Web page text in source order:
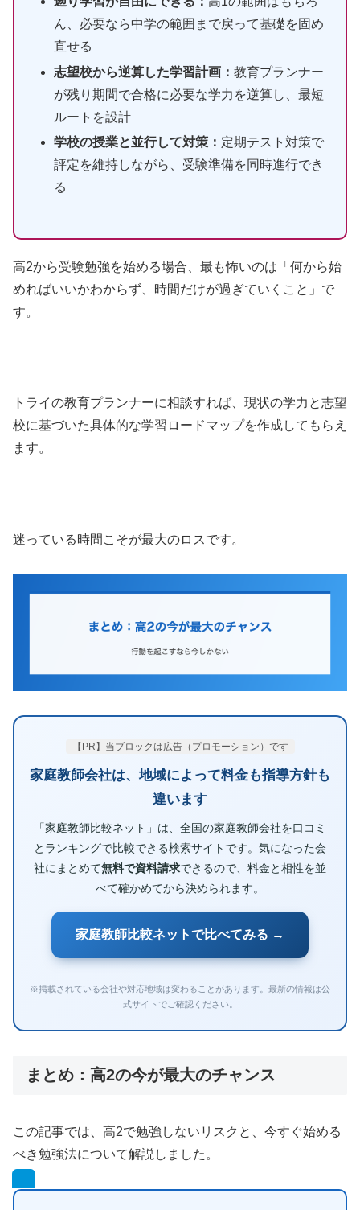
ん、必要なら中学の範囲まで戻って基礎を固め
直せる
志望校から逆算した学習計画：教育プランナー
が残り期間で合格に必要な学力を逆算し、最短
ルートを設計
学校の授業と並行して対策： 定期テスト対策で
評定を維持しながら、受験準備を同時進行でき
る
高2から受験勉強を始める場合、最も怖いのは「何から始
めればいいかわからず、時間だけが過ぎていくこと」で
す。
トライの教育プランナーに相談すれば、現状の学力と志望
校に基づいた具体的な学習ロードマップを作成してもらえ
ます。
迷っている時間こそが最大のロスです。
【PR】当ブロックは広告（プロモーション）です
家庭教師会社は、地域によって料金も指導方針も
違います
「家庭教師比較ネット」は、全国の家庭教師会社を口コミ
とランキングで比較できる検索サイトです。気になった会
社にまとめて無料で資料請求できるので、料金と相性を並
べて確かめてから決められます。
家庭教師比較ネットで比べてみる →
※掲載されている会社や対応地域は変わることがあります。最新の情報は公
式サイトでご確認ください。
まとめ：高2の今が最大のチャンス
この記事では、高2で勉強しないリスクと、今すぐ始める
べき勉強法について解説しました。